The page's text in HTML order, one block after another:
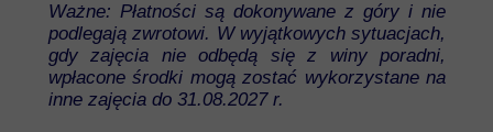
Ważne: Płatności są dokonywane z góry i nie
podlegają zwrotowi. W wyjątkowych sytuacjach,
gdy zajęcia nie odbędą się z winy poradni,
wpłacone środki mogą zostać wykorzystane na
inne zajęcia do 31.08.2027 r.